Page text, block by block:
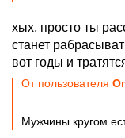
хых, просто ты
станет
вот годы и
От пользователя
Мужчины кругом